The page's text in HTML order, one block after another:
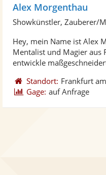
Alex Morgenthau
Showkünstler, Zauberer/
Hey, mein Name ist Alex
Mentalist und Magier aus
entwickle
Standort: Frankfurt
Gage: auf Anfrage